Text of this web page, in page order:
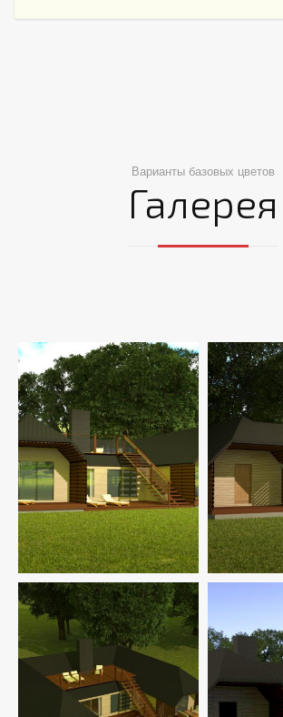
Варианты базовых цветов
Галерея